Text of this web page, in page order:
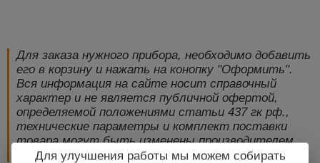
Для заказа нужного прибора, необходимо добавить
его в корзину и нажать на конопку "Оформить".
Вся информация на сайте носит справочный
характер и не является публичной офертой,
определяемой положениями статьи 437 гк рф.,
технические параметры и комплект поставки
товара могут быть изменены производителем
без предварительного уведомления!
Для улучшения работы мы можем собирать